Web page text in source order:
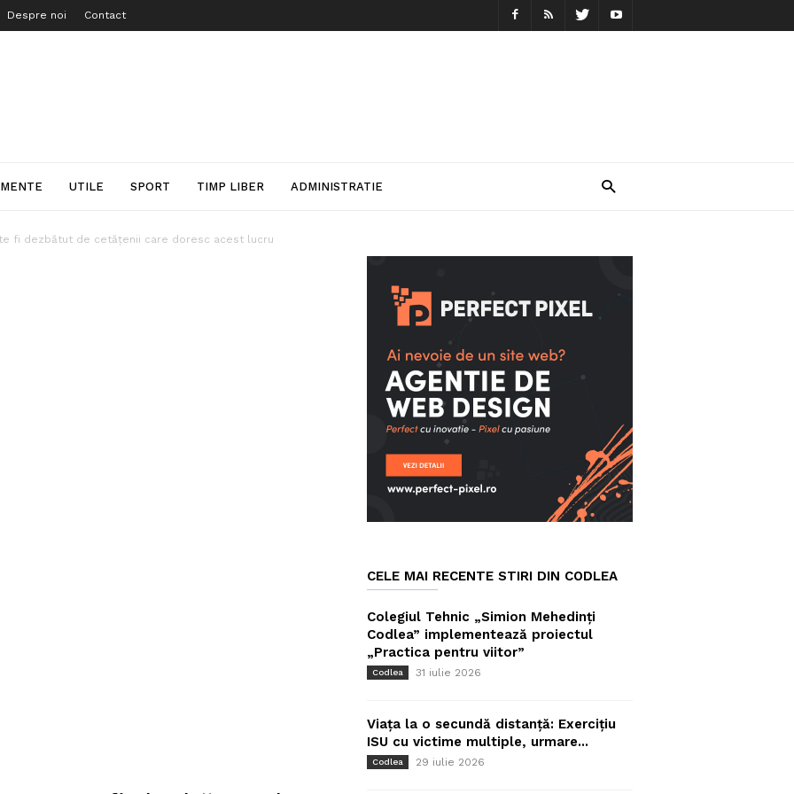
Despre noi Contact
UTILE SPORT TIMP LIBER ADMINISTRATIE
fi dezbătut de cetățenii care doresc acest lucru
CELE MAI RECENTE STIRI DIN CODLEA
Colegiul Tehnic „Simion Mehedinți
Codlea” implementează proiectul
„Practica pentru viitor”
Codlea 31 iulie 2026
Viața la o secundă distanță: Exercițiu
ISU cu victime multiple, urmare...
Codlea 29 iulie 2026